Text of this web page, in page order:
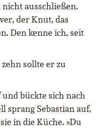
nicht ausschließen.
der Knut, das
Den kenne ich, seit
sollte er zu
bückte sich nach
sprang Sebastian auf,
in die Küche. »Du